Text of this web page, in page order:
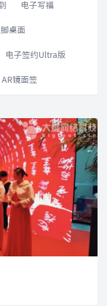
电子写福
桌面
电子签约Ultra版
AR镜面签